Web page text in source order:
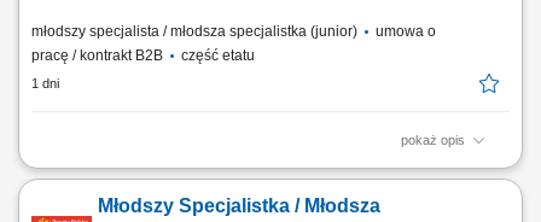
młodszy specjalista / młodsza specjalistka (junior)
umowa o
pracę / kontrakt B2B
część etatu
1 dni
pokaż opis
Obowiązki: Porządkowanie, ewidencjonowanie i archiwizowanie
wyjaśnianie ewentualnych braków; Skanowanie papierowych
Młodszy Specjalistka / Młodsza